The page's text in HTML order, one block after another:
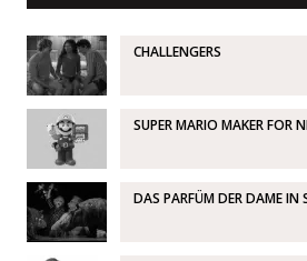
CHALLENGERS
SUPER MARIO MAKER FOR
DAS PARFÜM DER DAME IN